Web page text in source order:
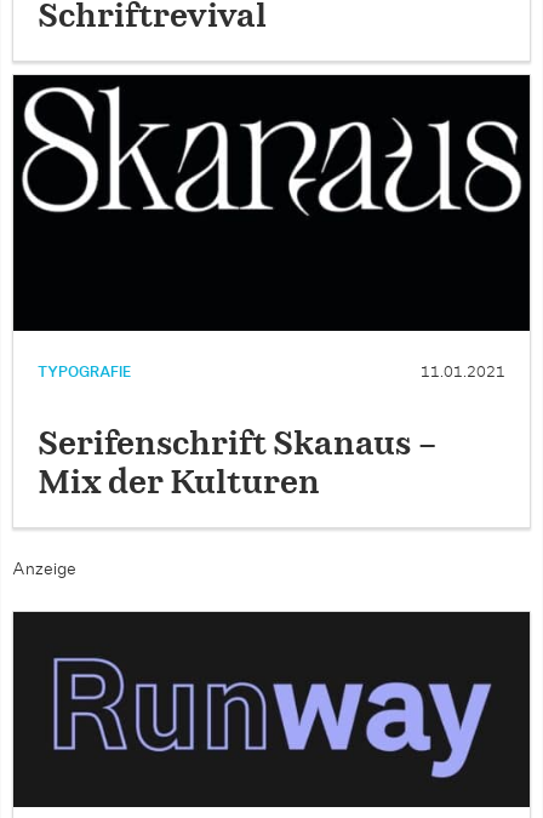
Schriftrevival
TYPOGRAFIE 11.01.2021
Serifenschrift Skanaus –
Mix der Kulturen
Anzeige